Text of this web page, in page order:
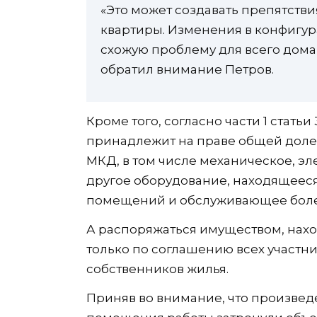
«Это может создавать
квартиры. Изменения в
схожую проблему для всего
обратил внимание Петров.
Кроме того, согласно части 1
принадлежит на праве общей
МКД, в том числе механическое,
другое оборудование,
помещений и обслуживающее
А распоряжаться имуществом,
только по соглашению всех
собственников жилья.
Приняв во внимание, что